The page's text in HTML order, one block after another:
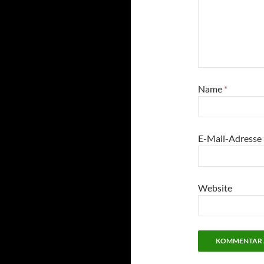
Name *
E-Mail-Adresse
Website